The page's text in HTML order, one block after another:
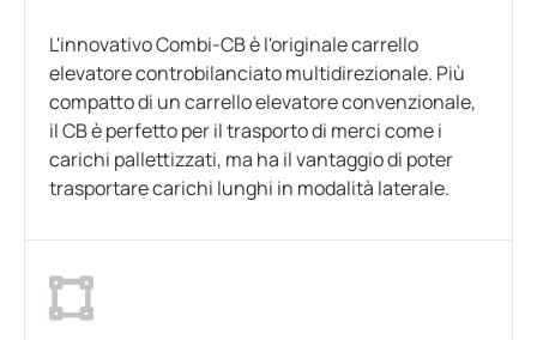
L'innovativo Combi-CB è l'originale carrello
elevatore controbilanciato multidirezionale. Più
compatto di un carrello elevatore convenzionale,
il CB è perfetto per il trasporto di merci come i
carichi pallettizzati, ma ha il vantaggio di poter
trasportare carichi lunghi in modalità laterale.